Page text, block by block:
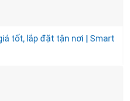
tốt, lắp đặt tận nơi | Smart